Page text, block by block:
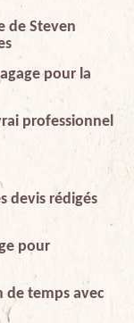
de Steven
pour la
professionnel
devis rédigés
pour
de temps avec